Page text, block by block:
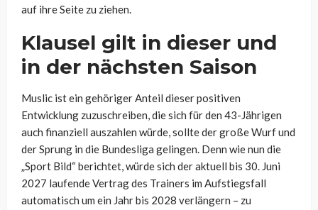
auf ihre Seite zu ziehen.
Klausel gilt in dieser und
in der nächsten Saison
Muslic ist ein gehöriger Anteil dieser positiven
Entwicklung zuzuschreiben, die sich für den 43-Jährigen
auch finanziell auszahlen würde, sollte der große Wurf und
der Sprung in die Bundesliga gelingen. Denn wie nun die
„Sport Bild“ berichtet, würde sich der aktuell bis 30. Juni
2027 laufende Vertrag des Trainers im Aufstiegsfall
automatisch um ein Jahr bis 2028 verlängern – zu